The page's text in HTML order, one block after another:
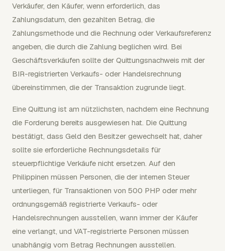
Verkäufer, den Käufer, wenn erforderlich, das
Zahlungsdatum, den gezahlten Betrag, die
Zahlungsmethode und die Rechnung oder Verkaufsreferenz
angeben, die durch die Zahlung beglichen wird. Bei
Geschäftsverkäufen sollte der Quittungsnachweis mit der
BIR-registrierten Verkaufs- oder Handelsrechnung
übereinstimmen, die der Transaktion zugrunde liegt.
Eine Quittung ist am nützlichsten, nachdem eine Rechnung
die Forderung bereits ausgewiesen hat. Die Quittung
bestätigt, dass Geld den Besitzer gewechselt hat, daher
sollte sie erforderliche Rechnungsdetails für
steuerpflichtige Verkäufe nicht ersetzen. Auf den
Philippinen müssen Personen, die der internen Steuer
unterliegen, für Transaktionen von 500 PHP oder mehr
ordnungsgemäß registrierte Verkaufs- oder
Handelsrechnungen ausstellen, wann immer der Käufer
eine verlangt, und VAT-registrierte Personen müssen
unabhängig vom Betrag Rechnungen ausstellen.